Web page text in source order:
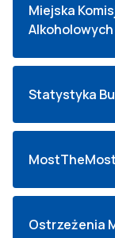
Miejska
Alkoholowych
Statystyka
MostTheMost
Ostrzeżenia